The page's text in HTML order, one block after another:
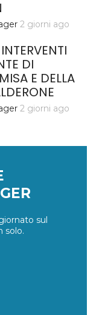
2 giorni ago
DI
E DELLA
2 giorni ago
sul
solo.